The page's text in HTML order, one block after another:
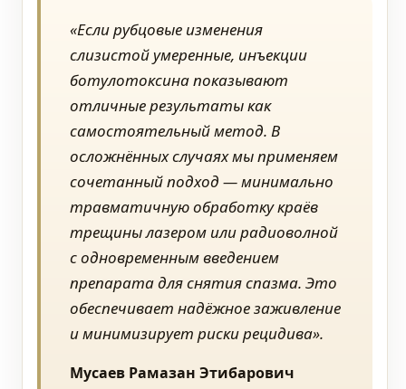
«Если рубцовые изменения
слизистой умеренные, инъекции
ботулотоксина показывают
отличные результаты как
самостоятельный метод. В
осложнённых случаях мы применяем
сочетанный подход — минимально
травматичную обработку краёв
трещины лазером или радиоволной
с одновременным введением
препарата для снятия спазма. Это
обеспечивает надёжное заживление
и минимизирует риски рецидива».
Мусаев Рамазан Этибарович